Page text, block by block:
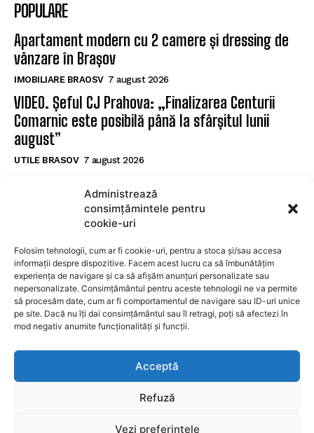
Administrează
consimțămintele pentru
cookie-uri
Folosim tehnologii, cum ar fi cookie-uri, pentru a stoca și/sau accesa
informații despre dispozitive. Facem acest lucru ca să îmbunătățim
experiența de navigare și ca să afișăm anunțuri personalizate sau
nepersonalizate. Consimțământul pentru aceste tehnologii ne va permite
să procesăm date, cum ar fi comportamentul de navigare sau ID-uri unice
pe site. Dacă nu îți dai consimțământul sau îl retragi, poți să afectezi în
mod negativ anumite funcționalități și funcții.
Acceptă
Refuză
Vezi preferințele
POPULARE
Apartament modern cu 2 camere și dressing de
vânzare în Brașov
IMOBILIARE BRAOSV 7 august 2026
VIDEO. Șeful CJ Prahova: „Finalizarea Centurii
Comarnic este posibilă până la sfârșitul lunii
august”
UTILE BRASOV 7 august 2026
accidente rutiere depășesc pe cele cauzate de
tuberculoză și droguri
SUBSCRIBE
I WANT IN
Privacy Policy